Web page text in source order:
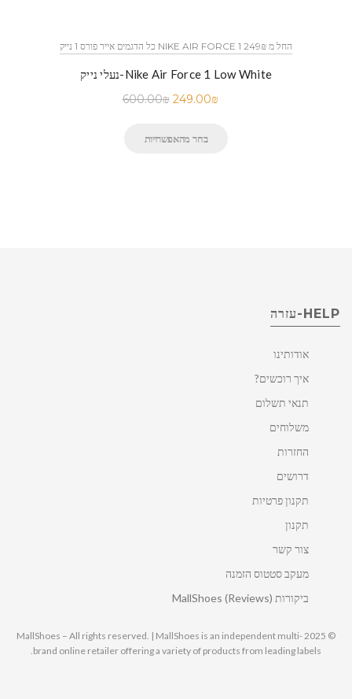
כל הדגמים אייר פורס 1 נייק NIKE AIR FORCE 1 החל מ 249₪
נעלי נייק-Nike Air Force 1 Low White
600.00₪ 249.00₪
בחר מהאפשרויות
HELP-עזרה
אודותינו
איך רוכשים?
תנאי תשלום
משלוחים
החזרות
דרושים
תקנון פרטיות
תקנון
צור קשר
מעקב סטטוס הזמנה
ביקורות MallShoes (Reviews)
© 2025 MallShoes – All rights reserved. | MallShoes is an independent multi-
brand online retailer offering a variety of products from leading labels.